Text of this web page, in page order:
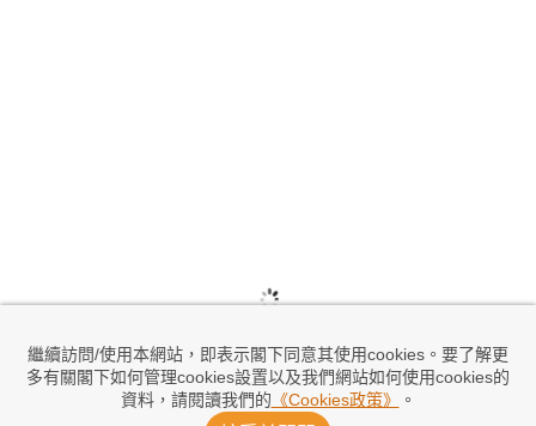
繼續訪問/使用本網站，即表示閣下同意其使用cookies。要了解更
多有關閣下如何管理cookies設置以及我們網站如何使用cookies的
資料，請閱讀我們的 《Cookies政策》 。